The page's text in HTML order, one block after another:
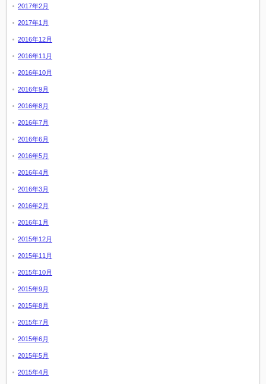
2017年2月
2017年1月
2016年12月
2016年11月
2016年10月
2016年9月
2016年8月
2016年7月
2016年6月
2016年5月
2016年4月
2016年3月
2016年2月
2016年1月
2015年12月
2015年11月
2015年10月
2015年9月
2015年8月
2015年7月
2015年6月
2015年5月
2015年4月